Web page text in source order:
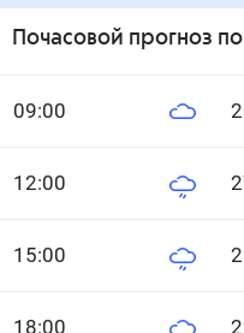
Почасовой прогноз
09:00
12:00
15:00
18:00